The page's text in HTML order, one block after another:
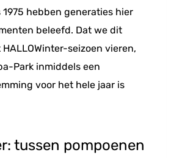
hebben generaties hier
beleefd. Dat we dit
seizoen vieren,
Park inmiddels een
voor het hele jaar is
tussen pompoenen